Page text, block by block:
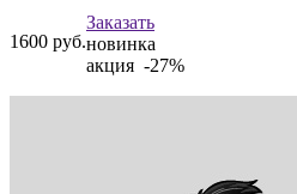
1600 руб.
Заказать
новинка
акция -27%